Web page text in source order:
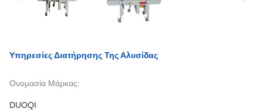
Υπηρεσίες Διατήρησης Της Αλυσίδας
Ονομασία Μάρκας:
DUOQI